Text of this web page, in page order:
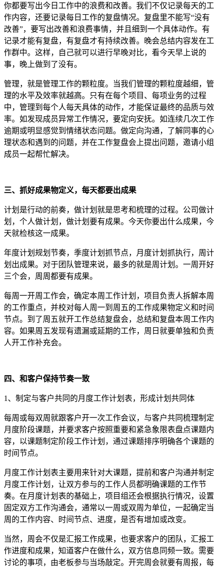
你都要写出今日工作中的浪费和改善。我们不仅记录每天的工
作内容，还要记录每日工作的复盘情况。复盘里不能写“没有
改善”，要写出改善和浪费事情，并且细到一个具体动作。有
记录才能有复盘，有复盘才有持续改善。晚会总结内容发在工
作群中。这样，自己就可以进行早晚对比，看今天早上说的
事，晚上做到了没有。
管理，就是管理工作的颗粒度。当我们管理的颗粒度越细，管
理的水平及效率就越高。只有在每个项目、每项业务的过程
中，管理到每个人每天具体的动作，才能保证最终的品质与效
率。如发现成员异常工作情况，要定向安抚。如连续几次工作
逾期或明显感觉到情绪状态问题。做定向沟通，了解同事的心
理状态和遇到的问题，并在工作复盘会上提出问题，邀请小组
成员一起帮忙解决。
三、抓好成果物定义，每天都要出成果
计划是行动的前奏，做计划就是思考和梳理的过程。公司做计
划，个人做计划，做计划要有成果。今天你要出什么成果，今
天就检核这一成果。
年度计划规划节奏，季度计划抓节点，月度计划抓执行，周计
划出成果。对于团队管理来说，最多的就是周计划。一周开好
三个会，周周都要有成果。
每周一开周工作会，确定本周工作计划，项目负责人拆解本周
的工作重点，并校对每人周一到周五的工作成果物定义和时间
节点。到了周五就开工作总结复盘会，总结和复盘本周工作内
容。如果周五发现有遗漏或延期的工作，周日就要单独和负责
人开工作补充会。
四、和客户保持节奏一致
1、制定与客户共同的月度工作计划表，形成计划共同体
每周或每双周就跟客户开一次工作会议，与客户共同梳理制定
月度阶段课题，并要求客户按照重要和紧急象限表盘点课题内
容，以课题制定阶段工作计划，通过课题排序明确各个课题的
时间节点。
月度工作计划表主要用来针对大课题，提前和客户沟通并制定
月度工作计划，让双方参与的工作人员都明确课题的工作节
奏。在月度计划表的基础上，项目组还会根据执行情况，设置
固定双方工作沟通会，通常以一周或双周为单位，一起确定当
周的工作内容、时间节点、进度，是否有增加或改变。
当然，周会不仅是汇报工作成果，也要求客户的团队，汇报工
作进度和成果，知道客户在做什么，双方信息同频一致。需要
讨论的事项，由老板参与当场敲定。开完周会就要有周报，每